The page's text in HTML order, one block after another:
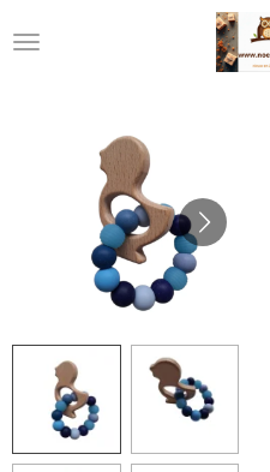
direct
hoofdinhoud